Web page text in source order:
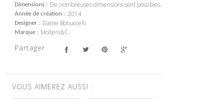
Dimensions De nombreuses dimensions sont possibles.
Année de création 2014
Designer Dante Bonuccelli
Marque Molteni&C
Partager
VOUS AIMEREZ AUSSI :